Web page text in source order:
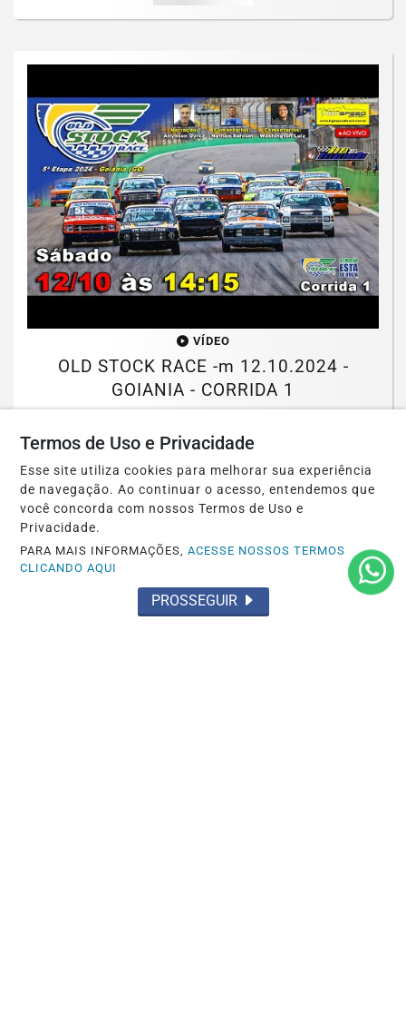
VÍDEO
OLD STOCK RACE -m 12.10.2024 -
GOIANIA - CORRIDA 1
MAIS POSTAGENS
Termos de Uso e Privacidade
Esse site utiliza cookies para melhorar sua experiência
de navegação. Ao continuar o acesso, entendemos que
você concorda com nossos Termos de Uso e
Privacidade.
PARA MAIS INFORMAÇÕES,ACESSE NOSSOS TERMOS
CLICANDO AQUI
PROSSEGUIR